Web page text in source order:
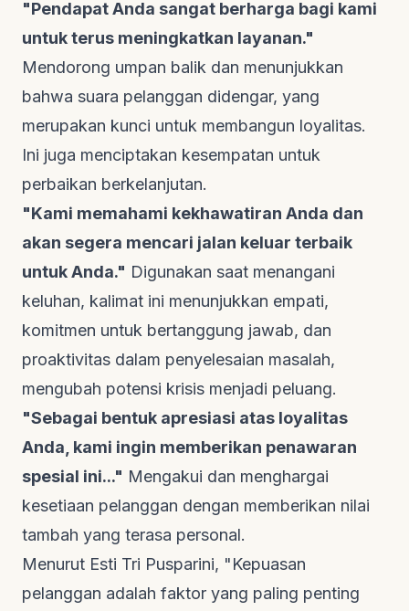
"Pendapat Anda sangat berharga bagi kami
untuk terus meningkatkan layanan."
Mendorong umpan balik dan menunjukkan
bahwa suara pelanggan didengar, yang
merupakan kunci untuk membangun loyalitas.
Ini juga menciptakan kesempatan untuk
perbaikan berkelanjutan.
"Kami memahami kekhawatiran Anda dan
akan segera mencari jalan keluar terbaik
untuk Anda." Digunakan saat menangani
keluhan, kalimat ini menunjukkan empati,
komitmen untuk bertanggung jawab, dan
proaktivitas dalam penyelesaian masalah,
mengubah potensi krisis menjadi peluang.
"Sebagai bentuk apresiasi atas loyalitas
Anda, kami ingin memberikan penawaran
spesial ini..." Mengakui dan menghargai
kesetiaan pelanggan dengan memberikan nilai
tambah yang terasa personal.
Menurut Esti Tri Pusparini, "Kepuasan
pelanggan adalah faktor yang paling penting